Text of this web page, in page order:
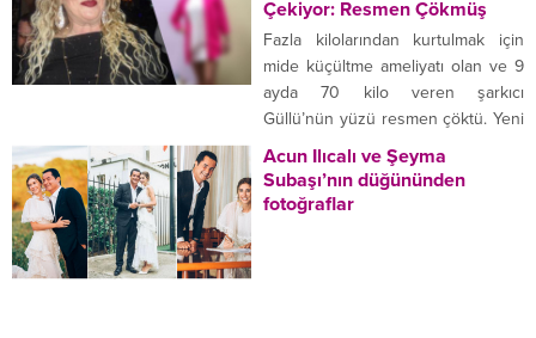
Atagül’ün saçları o kadar
beğeniliyordu ki şampuan
reklamlarında bile oynadı. Ancak
Atagül’ün saçlarında takma
saçlarda varmış. MAKYAJLA
BAMBAŞKA BİRİ OLUYOR Neslihan
Atagül’ün cansız saçlarının...
Çekiyor: Resmen Çökmüş
Fazla kilolarından kurtulmak için
mide küçültme ameliyatı olan ve 9
ayda 70 kilo veren şarkıcı
Güllü’nün yüzü resmen çöktü. Yeni
halini görenler ünlü şarkıcı
tanımakta güçlük çekiyor. Fazla
kilolarından muzdarip olan şarkıcı
Acun Ilıcalı ve Şeyma
Subaşı’nın düğününden
fotoğraflar